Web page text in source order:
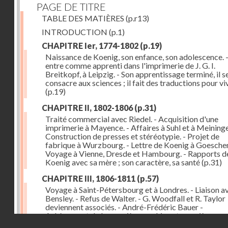
PAGE DE TITRE
TABLE DES MATIÈRES (p.r13)
INTRODUCTION (p.1)
CHAPITRE Ier, 1774-1802 (p.19)
Naissance de Koenig, son enfance, son adolescence.
entre comme apprenti dans l'imprimerie de J. G. I.
Breitkopf, à Leipzig. - Son apprentissage terminé, il
consacre aux sciences ; il fait des traductions pour
(p.19)
CHAPITRE II, 1802-1806(p.31)
Traité commercial avec Riedel. - Acquisition d'une
imprimerie à Mayence. - Affaires à Suhl et à
Construction de presses et stéréotypie. - Projet de
fabrique à Wurzbourg. - Lettre de Koenig à
Voyage à Vienne, Dresde et Hambourg. - Rapports
Koenig avec sa mère ; son caractère, sa santé(p.31)
CHAPITRE III, 1806-1811 (p.57)
Voyage à Saint-Pétersbourg et à Londres. - Liaison
Bensley. - Refus de Walter. - G. Woodfall et R. Taylor
deviennent associés. - André-Frédéric Bauer -
Achèvement de la première machine et premières